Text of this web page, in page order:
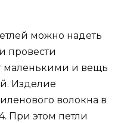
можно надеть
провести
маленькими и вещь
Изделие
волокна в
При этом петли